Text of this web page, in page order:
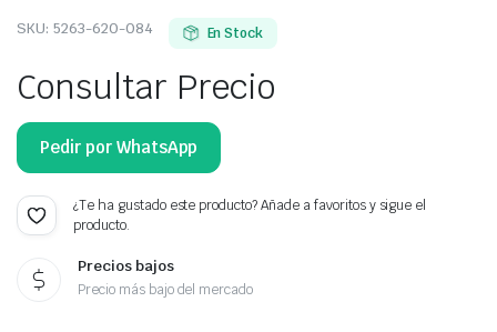
SKU: 5263-620-084 En Stock
Consultar Precio
Pedir por WhatsApp
¿Te ha gustado este producto? Añade a favoritos y sigue el
producto.
Precios bajos
Precio más bajo del mercado